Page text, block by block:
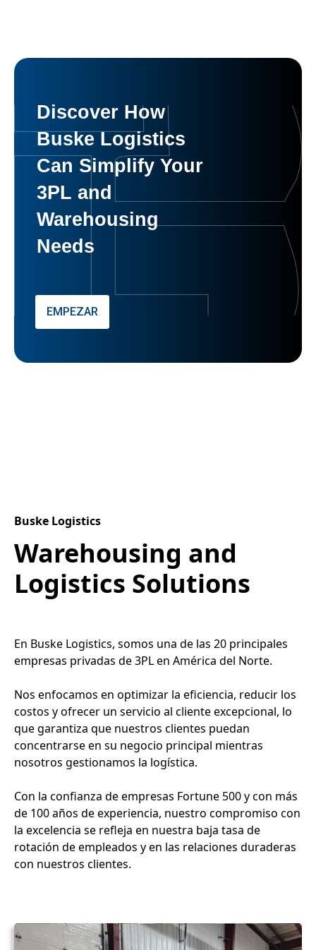
Discover How
Buske Logistics
Can Simplify Your
3PL and
Warehousing
Needs
EMPEZAR
Buske Logistics
Warehousing and
Logistics Solutions
En Buske Logistics, somos una de las 20 principales
empresas privadas de 3PL en América del Norte.
Nos enfocamos en optimizar la eficiencia, reducir los
costos y ofrecer un servicio al cliente excepcional, lo
que garantiza que nuestros clientes puedan
concentrarse en su negocio principal mientras
nosotros gestionamos la logística.
Con la confianza de empresas Fortune 500 y con más
de 100 años de experiencia, nuestro compromiso con
la excelencia se refleja en nuestra baja tasa de
rotación de empleados y en las relaciones duraderas
con nuestros clientes.